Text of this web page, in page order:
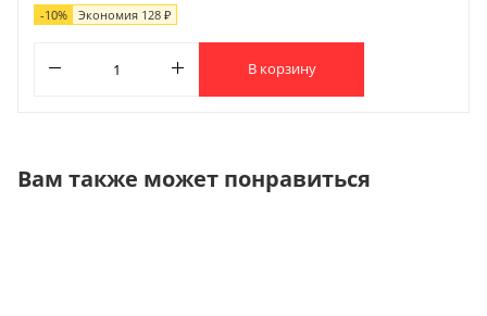
-10% Экономия 128 ₽
В корзину
Вам также может понравиться